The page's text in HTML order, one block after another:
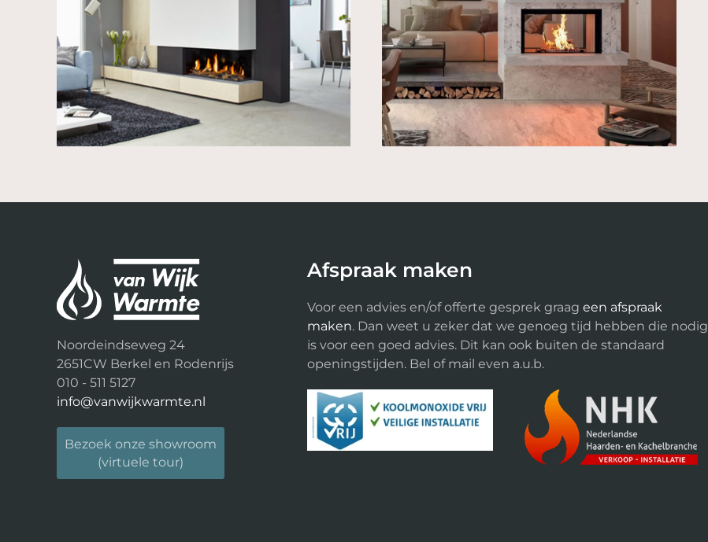
Noordeindseweg 24
2651CW Berkel en Rodenrijs
010 - 511 5127
info@vanwijkwarmte.nl
Bezoek onze showroom
(virtuele tour)
Afspraak maken
Voor een advies en/of offerte gesprek graag een afspraak
maken. Dan weet u zeker dat we genoeg tijd hebben die nodig
is voor een goed advies. Dit kan ook buiten de standaard
openingstijden. Bel of mail even a.u.b.